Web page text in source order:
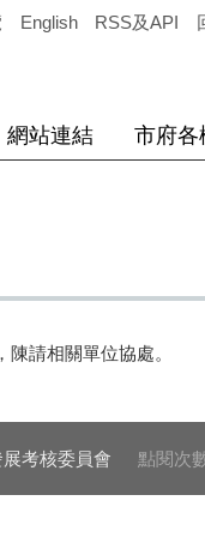
English RSS及API
網站連結 市府各
請相關單位協處。
考核委員會 點閱次